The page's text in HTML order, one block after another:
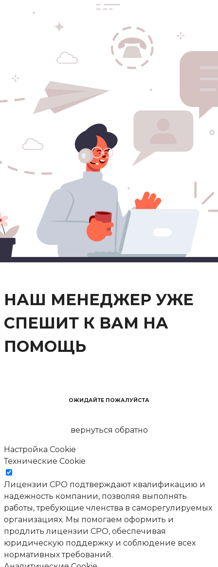
НАШ МЕНЕДЖЕР УЖЕ
СПЕШИТ К ВАМ НА
ПОМОЩЬ
ОЖИДАЙТЕ ПОЖАЛУЙСТА
вернуться обратно
Настройка Cookie
Технические Cookie
Лицензии СРО подтверждают квалификацию и
надежность компании, позволяя выполнять
работы, требующие членства в саморегулируемых
организациях. Мы помогаем оформить и
продлить лицензии СРО, обеспечивая
юридическую поддержку и соблюдение всех
нормативных требований.